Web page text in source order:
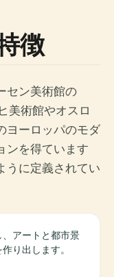
徴
セン美術館の
美術館やオスロ
ヨーロッパのモダ
ンを得ています
うに定義されてい
アートと都市景
り出します。